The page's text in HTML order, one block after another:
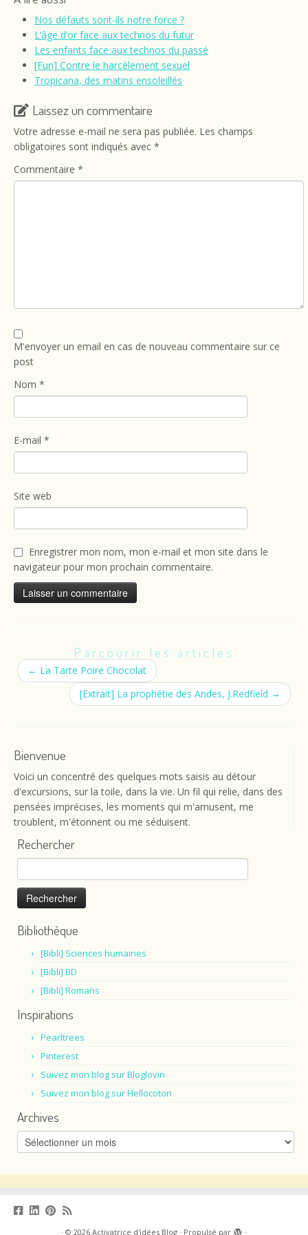
Nos défauts sont-ils notre force ?
L’âge d’or face aux technos du futur
Les enfants face aux technos du passé
[Fun] Contre le harcèlement sexuel
Tropicana, des matins ensoleillés
Laissez un commentaire
Votre adresse e-mail ne sera pas publiée. Les champs
obligatoires sont indiqués avec *
Commentaire *
M'envoyer un email en cas de nouveau commentaire sur ce
post
Nom *
E-mail *
Site web
Enregistrer mon nom, mon e-mail et mon site dans le
navigateur pour mon prochain commentaire.
Parcourir les articles
← La Tarte Poire Chocolat
[Extrait] La prophétie des Andes, J.Redfield →
Bienvenue
Voici un concentré des quelques mots saisis au détour
d'excursions, sur la toile, dans la vie. Un fil qui relie, dans des
pensées imprécises, les moments qui m'amusent, me
troublent, m'étonnent ou me séduisent.
Rechercher
Rechercher :
Bibliothèque
[Bibli] Sciences humaines
[Bibli] BD
[Bibli] Romans
Inspirations
Pearltrees
Pinterest
Suivez mon blog sur Bloglovin
Suivez mon blog sur Hellocoton
Archives
Archives
· © 2026 Activatrice d'idées Blog · Propulsé par ·